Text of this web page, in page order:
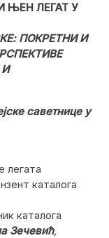
ЊЕН ЛЕГАТ У
ПОКРЕТНИ И
саветнице у
легата
каталога
каталога
Зечевић,